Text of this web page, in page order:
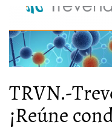
TRVN.-
¡Reúne